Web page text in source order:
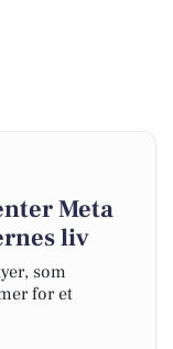
Meta
liv
som
for et